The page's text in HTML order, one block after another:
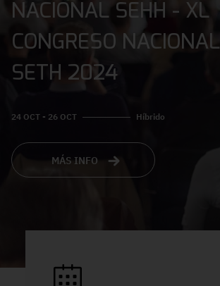
NACIONAL SEHH - XL
CONGRESO NACIONAL
SETH 2024
24 OCT - 26 OCT Híbrido
MÁS INFO